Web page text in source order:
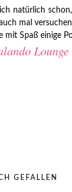
natürlich
mal
Spaß einige
GEFALLEN